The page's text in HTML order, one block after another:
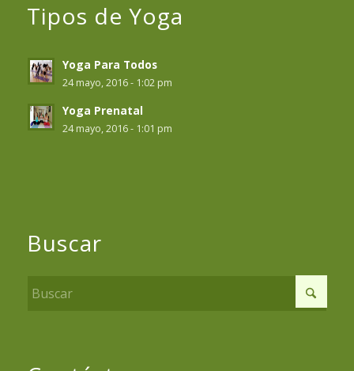
Tipos de Yoga
Yoga Para Todos
24 mayo, 2016 - 1:02 pm
Yoga Prenatal
24 mayo, 2016 - 1:01 pm
Buscar